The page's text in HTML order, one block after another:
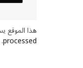
هذا الموقع
processed
.